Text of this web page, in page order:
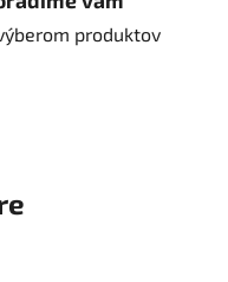
produktov